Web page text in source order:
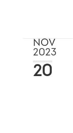
NOV
2023
20